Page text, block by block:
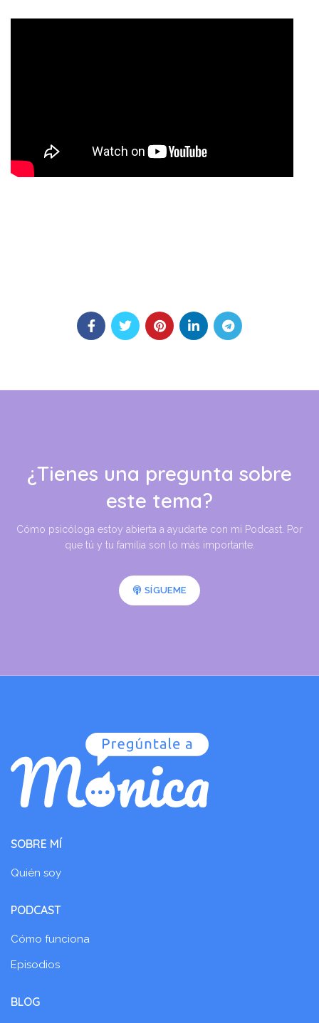
¿Tienes una pregunta sobre
este tema?
Cómo psicóloga estoy abierta a ayudarte con mi Podcast. Por
que tú y tu familia son lo más importante.
SÍGUEME
SOBRE MÍ
Quién soy
PODCAST
Cómo funciona
Episodios
BLOG